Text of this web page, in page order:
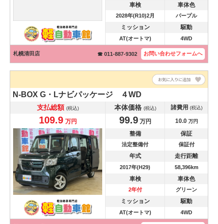
車検 車体色
2028年(R10)2月 パープル
ミッション 駆動
AT(オートマ) 4WD
札幌清田店 ☎ 011-887-9302 お問い合わせフォームへ
N-BOX G・Lナビパッケージ ４WD
支払総額 (税込) 本体価格 (税込) 諸費用 (税込)
109.9 万円 99.9万円 10.0万円
整備 保証
法定整備付 保証付
年式 走行距離
2017年(H29) 58,396km
車検 車体色
2年付 グリーン
ミッション 駆動
AT(オートマ) 4WD